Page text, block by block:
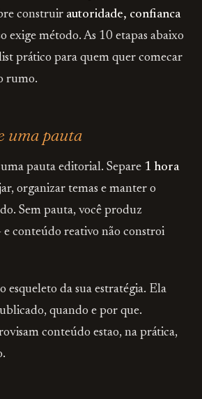
construir autoridade, confianca
exige método. As 10 etapas abaixo
prático para quem quer comecar
rumo.
uma pauta
pauta editorial. Separe 1 hora
organizar temas e manter o
Sem pauta, você produz
conteúdo reativo não constroi
esqueleto da sua estratégia. Ela
quando e por que.
conteúdo estao, na prática,